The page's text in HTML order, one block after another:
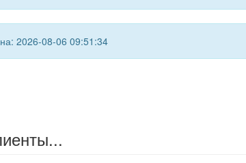
2026-08-06 09:51:34